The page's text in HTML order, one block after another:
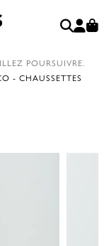
POURSUIVRE.
- CHAUSSETTES